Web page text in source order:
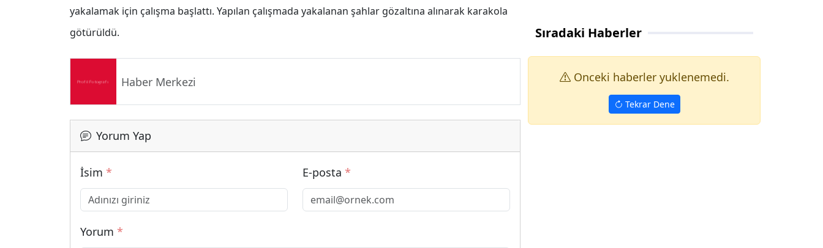
yakalamak için çalışma başlattı. Yapılan çalışmada yakalanan şahlar gözaltına alınarak karakola
götürüldü.
Haber Merkezi
Yorum Yap
İsim * E-posta *
Yorum *
Sıradaki Haberler
Onceki haberler yuklenemedi.
Tekrar Dene